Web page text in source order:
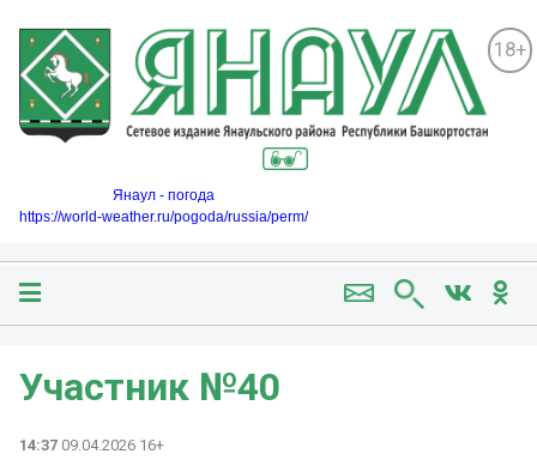
18+
Янаул - погода
https://world-weather.ru/pogoda/russia/perm/
Участник №40
14:37 09.04.2026 16+